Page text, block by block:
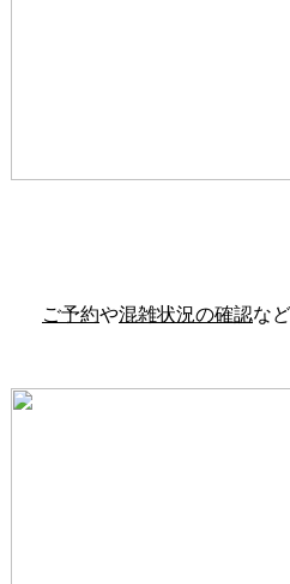
ご予約や混雑状況の確認な